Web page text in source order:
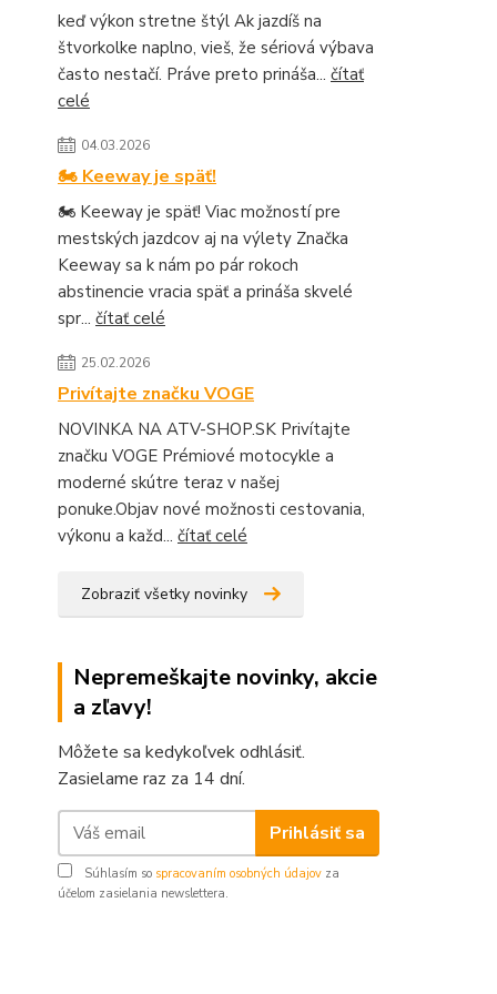
keď výkon stretne štýl Ak jazdíš na
štvorkolke naplno, vieš, že sériová výbava
často nestačí. Práve preto prináša... čítať
celé
04.03.2026
🏍️ Keeway je späť!
🏍️ Keeway je späť! Viac možností pre
mestských jazdcov aj na výlety Značka
Keeway sa k nám po pár rokoch
abstinencie vracia späť a prináša skvelé
spr... čítať celé
25.02.2026
Privítajte značku VOGE
NOVINKA NA ATV-SHOP.SK Privítajte
značku VOGE Prémiové motocykle a
moderné skútre teraz v našej
ponuke.Objav nové možnosti cestovania,
výkonu a každ... čítať celé
Zobraziť všetky novinky
Nepremeškajte novinky, akcie
a zľavy!
Môžete sa kedykoľvek odhlásiť.
Zasielame raz za 14 dní.
Prihlásiť sa
Súhlasím so spracovaním osobných údajov za
účelom zasielania newslettera.